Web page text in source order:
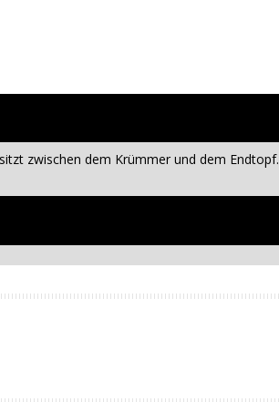
zwischen dem Krümmer und dem Endtopf.